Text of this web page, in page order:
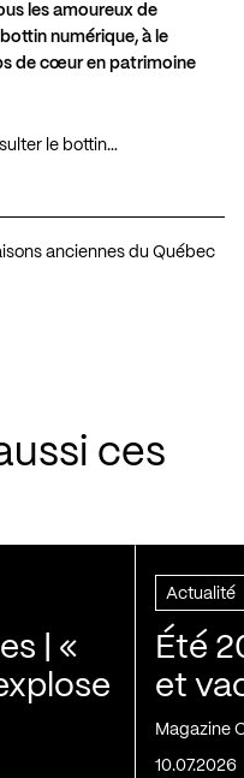
les amoureux de
numérique, à le
de cœur en patrimoine
le bottin…
anciennes du Québec
ces
| «
Actualité
Été
et
Magazine
10.07.2026